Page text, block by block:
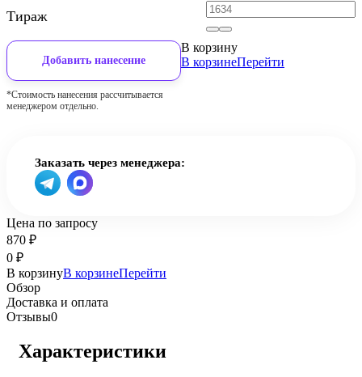
Тираж
Добавить нанесение
*Стоимость нанесения рассчитывается
менеджером отдельно.
В корзину
В корзинеПерейти
Заказать через менеджера:
Цена по запросу
870 ₽
0 ₽
В корзинуВ корзинеПерейти
Обзор
Доставка и оплата
Отзывы0
Характеристики